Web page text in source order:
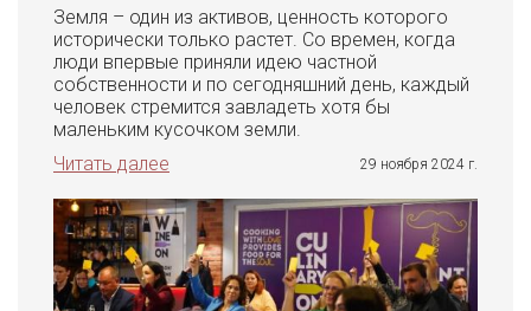
Земля – один из активов, ценность которого
исторически только растет. Со времен, когда
люди впервые приняли идею частной
собственности и по сегодняшний день, каждый
человек стремится завладеть хотя бы
маленьким кусочком земли.
Читать далее
29 ноября 2024 г.